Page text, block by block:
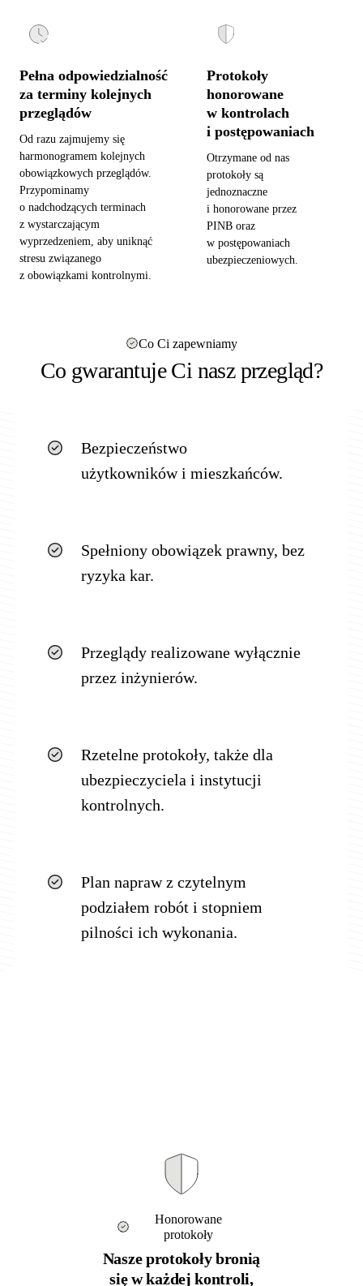
Pełna odpowiedzialność
za terminy kolejnych
przeglądów
Od razu zajmujemy się
harmonogramem kolejnych
obowiązkowych przeglądów.
Przypominamy
o nadchodzących terminach
z wystarczającym
wyprzedzeniem, aby uniknąć
stresu związanego
z obowiązkami kontrolnymi.
Protokoły
honorowane
w kontrolach
i postępowaniach
Otrzymane od nas
protokoły są
jednoznaczne
i honorowane przez
PINB oraz
w postępowaniach
ubezpieczeniowych.
Co Ci zapewniamy
Co gwarantuje Ci nasz przegląd?
Bezpieczeństwo
użytkowników i mieszkańców.
Spełniony obowiązek prawny, bez
ryzyka kar.
Przeglądy realizowane wyłącznie
przez inżynierów.
Rzetelne protokoły, także dla
ubezpieczyciela i instytucji
kontrolnych.
Plan napraw z czytelnym
podziałem robót i stopniem
pilności ich wykonania.
Honorowane
protokoły
Nasze protokoły bronią
się w każdej kontroli,